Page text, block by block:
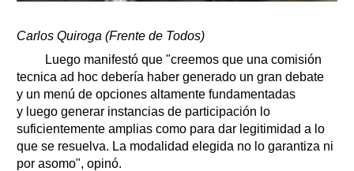
Carlos Quiroga (Frente de Todos)
Luego manifestó que "creemos que una comisión
tecnica ad hoc debería haber generado un gran debate
y un menú de opciones altamente fundamentadas
y luego generar instancias de participación lo
suficientemente amplias como para dar legitimidad a lo
que se resuelva. La modalidad elegida no lo garantiza ni
por asomo", opinó.